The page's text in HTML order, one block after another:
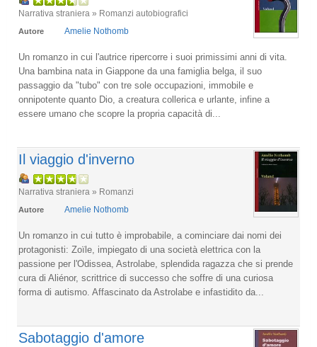
Narrativa straniera » Romanzi autobiografici
Autore Amelie Nothomb
Un romanzo in cui l'autrice ripercorre i suoi primissimi anni di vita.
Una bambina nata in Giappone da una famiglia belga, il suo
passaggio da "tubo" con tre sole occupazioni, immobile e
onnipotente quanto Dio, a creatura collerica e urlante, infine a
essere umano che scopre la propria capacità di...
Il viaggio d'inverno
Narrativa straniera » Romanzi
Autore Amelie Nothomb
Un romanzo in cui tutto è improbabile, a cominciare dai nomi dei
protagonisti: Zoïle, impiegato di una società elettrica con la
passione per l'Odissea, Astrolabe, splendida ragazza che si prende
cura di Aliénor, scrittrice di successo che soffre di una curiosa
forma di autismo. Affascinato da Astrolabe e infastidito da...
Sabotaggio d'amore